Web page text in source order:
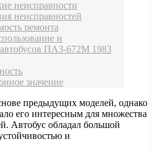
неисправности
неисправностей
ремонта
и
ПАЗ-672М 1983
значение
предыдущих моделей, однако
его интересным для множества
Автобус обладал большой
и